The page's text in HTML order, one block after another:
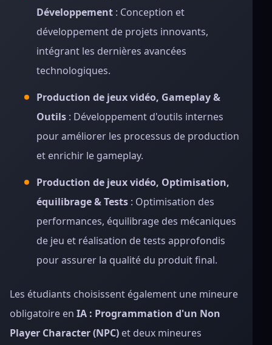
Développement : Conception et
développement de projets innovants,
intégrant les dernières avancées
technologiques.
Production de jeux vidéo, Gameplay &
Outils : Développement d'outils internes
pour améliorer les processus de production
et enrichir le gameplay.
Production de jeux vidéo, Optimisation,
équilibrage & Tests : Optimisation des
performances, équilibrage des mécaniques
de jeu et réalisation de tests approfondis
pour assurer la qualité du produit final.
Les étudiants choisissent également une mineure
obligatoire en IA : Programmation d'un Non
Player Character (NPC) et deux mineures